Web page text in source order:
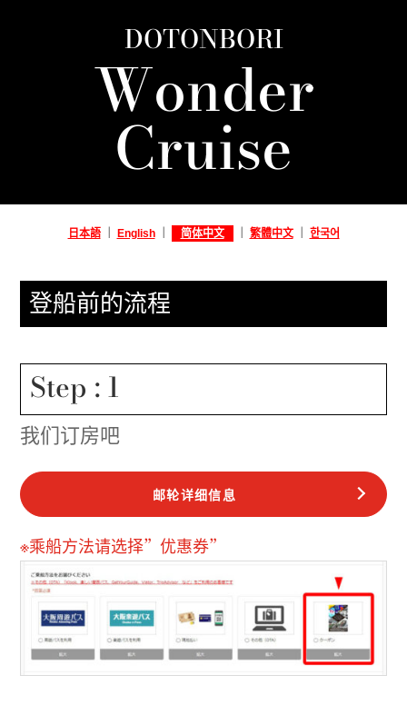
DOTONBORI
Wonder
Cruise
日本語｜ English｜ 简体中文 繁體中文｜ 한국어
登船前的流程
Step : 1
我们订房吧
邮轮详细信息
※乘船方法请选择”优惠券”